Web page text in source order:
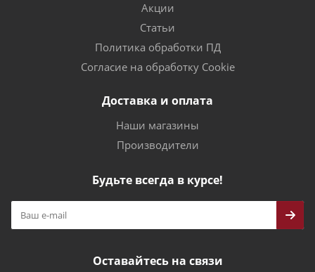
Акции
Статьи
Политика обработки ПД
Согласие на обработку Cookie
Доставка и оплата
Наши магазины
Производители
Будьте всегда в курсе!
Оставайтесь на связи